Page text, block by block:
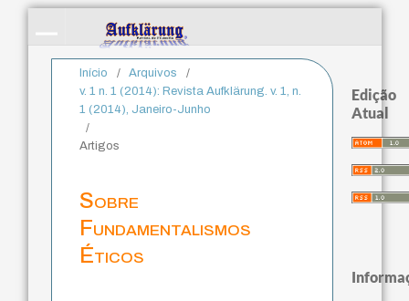
Início / Arquivos
/
v. 1 n. 1 (2014): Revista Aufklärung. v. 1, n.
1 (2014), Janeiro-Junho
/
Artigos
Sobre
Fundamentalismos
Éticos
Edição
Atual